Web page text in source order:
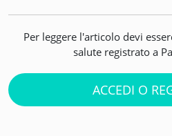
Per leggere l'articolo devi
salute registrato a
ACCEDI O